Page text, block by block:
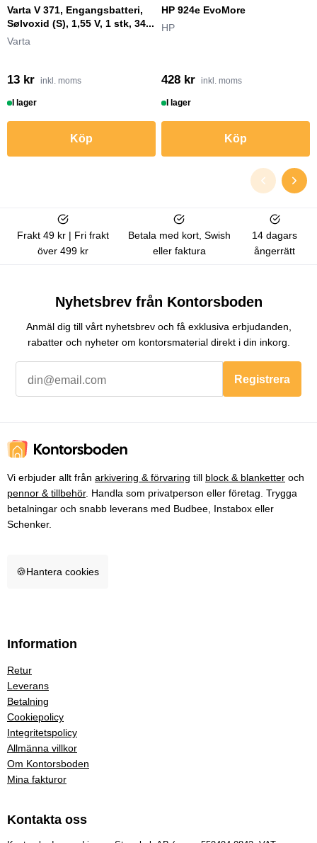
Varta V 371, Engangsbatteri,
Sølvoxid (S), 1,55 V, 1 stk, 34...
Varta
13 kr inkl. moms
I lager
Köp
HP 924e EvoMore
HP
428 kr inkl. moms
I lager
Köp
Frakt 49 kr | Fri frakt
över 499 kr
Betala med kort, Swish
eller faktura
14 dagars
ångerrätt
Nyhetsbrev från Kontorsboden
Anmäl dig till vårt nyhetsbrev och få exklusiva erbjudanden,
rabatter och nyheter om kontorsmaterial direkt i din inkorg.
Registrera
Vi erbjuder allt från arkivering & förvaring till block & blanketter och
pennor & tillbehör. Handla som privatperson eller företag. Trygga
betalningar och snabb leverans med Budbee, Instabox eller
Schenker.
🍪Hantera cookies
Information
Retur
Leverans
Betalning
Cookiepolicy
Integritetspolicy
Allmänna villkor
Om Kontorsboden
Mina fakturor
Kontakta oss